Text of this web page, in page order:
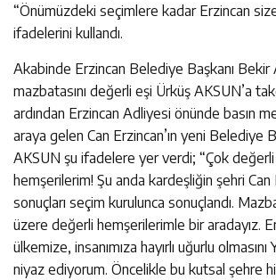
“Önümüzdeki seçimlere kadar Erzincan
ifadelerini kullandı.
Akabinde Erzincan Belediye Başkanı Bekir
mazbatasını değerli eşi Ürküş AKSUN’a
ardından Erzincan Adliyesi önünde basın
araya gelen Can Erzincan’ın yeni Belediye
AKSUN şu ifadelere yer verdi; “Çok değerli
hemşerilerim! Şu anda kardeşliğin şehri Can
sonuçları seçim kurulunca sonuçlandı.
üzere değerli hemşerilerimle bir aradayız.
ülkemize, insanımıza hayırlı uğurlu olmasını
niyaz ediyorum. Öncelikle bu kutsal şehre